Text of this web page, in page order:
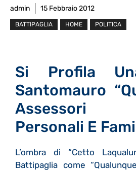
admin 15 Febbraio 2012
BATTIPAGLIA HOME POLITICA
Si Profila
Santomauro
Assessori
Personali E
L’ombra di “Cetto
Battipaglia come